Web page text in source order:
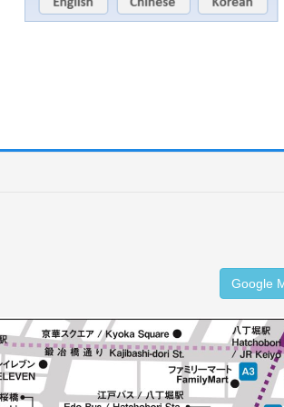
Google